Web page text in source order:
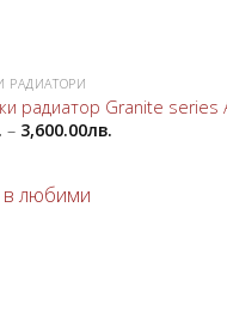
в
РАДИАТОРИ
радиатор Granite series
– 3,600.00лв.
любими